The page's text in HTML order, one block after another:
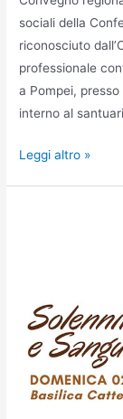
sociali della
riconosciuto
professionale
a Pompei,
interno al
Leggi altro »